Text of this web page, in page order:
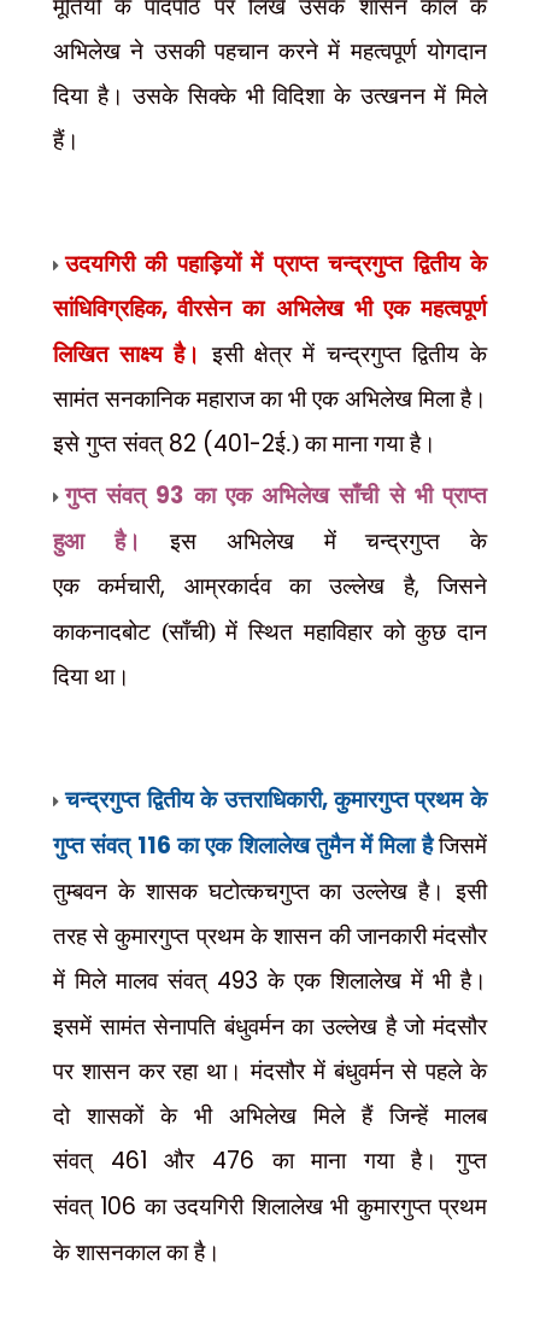
अभिलेख ने उसकी पहचान करने में महत्वपूर्ण योगदान
दिया है। उसके सिक्के भी विदिशा के उत्खनन में मिले
हैं।
उदयगिरी की पहाड़ियों में प्राप्त चन्द्रगुप्त द्वितीय के
सांधिविग्रहिक,वीरसेन का अभिलेख भी एक महत्वपूर्ण
लिखितसाक्ष्य है। इसी क्षेत्र में चन्द्रगुप्त द्वितीय के
सामंत सनकानिक महाराज का भी एक अभिलेख मिला है।
इसे गुप्त संवत् 82 (401-2ई.) का माना गया है।
गुप्त संवत् 93 का एक अभिलेख साँची से भी प्राप्त
हुआ है।इस अभिलेख में चन्द्रगुप्त के
एककर्मचारी, आम्रकार्दव का उल्लेख है,जिसने
काकनादबोट (साँची) में स्थित महाविहार को कुछ दान
दिया था।
चन्द्रगुप्त द्वितीय के उत्तराधिकारी,कुमारगुप्त प्रथम के
गुप्त संवत् 116 का एक शिलालेख तुमैन में मिला हैजिसमें
तुम्बवन के शासक घटोत्कचगुप्त का उल्लेख है। इसी
तरह से कुमारगुप्त प्रथम के शासन की जानकारी मंदसौर
में मिले मालव संवत् 493 के एक शिलालेख में भी है।
इसमें सामंत सेनापति बंधुवर्मन का उल्लेख है जो मंदसौर
पर शासन कर रहा था। मंदसौर में बंधुवर्मन से पहले के
दो शासकों के भी अभिलेख मिले हैं जिन्हें मालब
संवत् 461 और 476 का माना गया है। गुप्त
संवत् 106 का उदयगिरी शिलालेख भी कुमारगुप्त प्रथम
के शासनकाल का है।